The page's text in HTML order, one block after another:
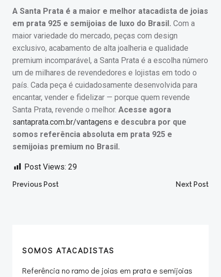
A Santa Prata é a maior e melhor atacadista de joias
em prata 925 e semijoias de luxo do Brasil. Com a
maior variedade do mercado, peças com design
exclusivo, acabamento de alta joalheria e qualidade
premium incomparável, a Santa Prata é a escolha número
um de milhares de revendedores e lojistas em todo o
país. Cada peça é cuidadosamente desenvolvida para
encantar, vender e fidelizar — porque quem revende
Santa Prata, revende o melhor. Acesse agora
santaprata.com.br/vantagens e descubra por que
somos referência absoluta em prata 925 e
semijoias premium no Brasil.
Post Views: 29
Post
Previous Post Next Post
SOMOS ATACADISTAS
Referência no ramo de joias em prata e semijoias